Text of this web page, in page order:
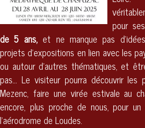
pour
de 5 ans,et ne manque pas
projets d’expositions en lien avec les
ou autour d’autres thématiques, et
pas… Le visiteur pourra découvrir les
Mezenc, faire une virée estivale au
encore, plus proche de nous, pour
l'aérodrome de Loudes.